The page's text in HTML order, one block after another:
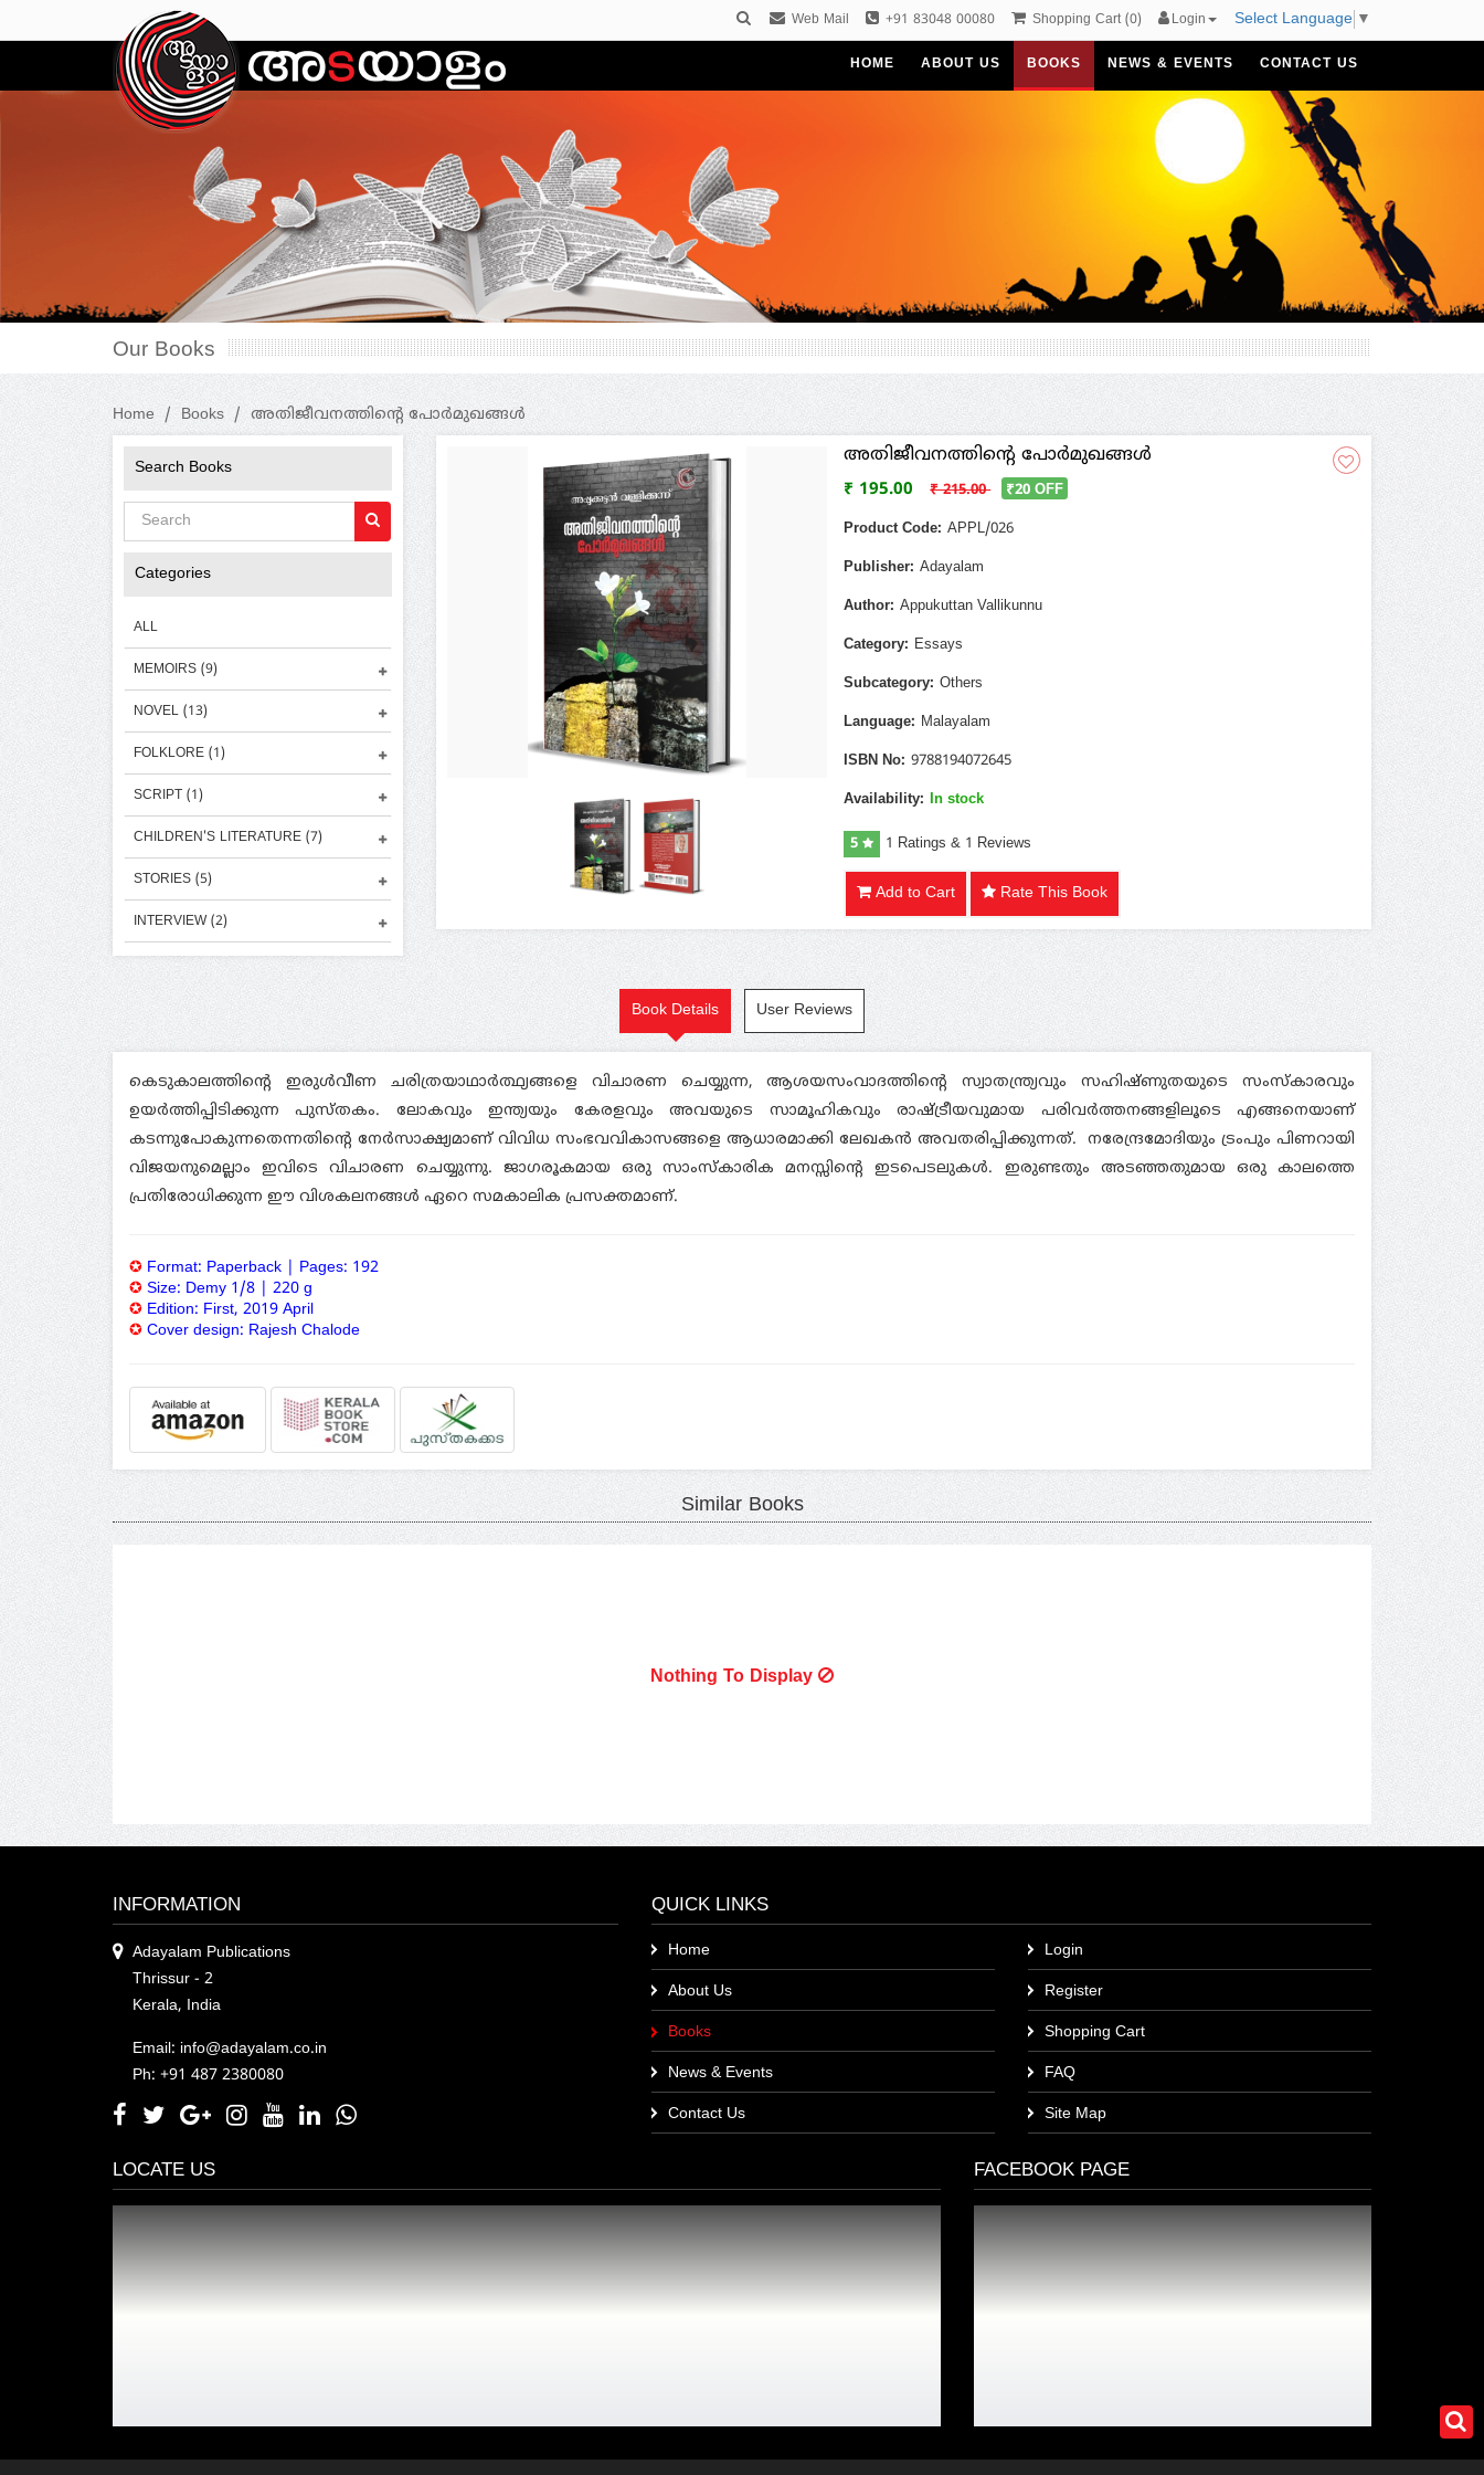
Select Language ▼
Web Mail +91 83048 00080 Shopping Cart (0) Login
HOME ABOUT US BOOKS NEWS & EVENTS CONTACT US
Our Books
Home Books അതിജീവനത്തിന്റെ പോര്‍മുഖങ്ങള്‍
Search Books
Categories
ALL
MEMOIRS (9)
NOVEL (13)
FOLKLORE (1)
SCRIPT (1)
CHILDREN'S LITERATURE (7)
STORIES (5)
INTERVIEW (2)
BIOGRAPHY (1)
PHILOSOPHI (2)
HEALTH (2)
POEMS (3)
SELF HELP (3)
LIFE SKETCHES (1)
SCIENCE FICTION (1)
ESSAYS (1)
Others (1)
HISTORY (1)
PUBLISHER: KERALA BHASHA
അതിജീവനത്തിന്റെ പോര്‍മുഖങ്ങള്‍
₹ 195.00 ₹ 215.00 ₹20 OFF
Product Code: APPL/026
Publisher: Adayalam
Author: Appukuttan Vallikunnu
Category: Essays
Subcategory: Others
Language: Malayalam
ISBN No: 9788194072645
Availability: In stock
5 1 Ratings & 1 Reviews
Add to Cart Rate This Book
Book Details User Reviews
കെടുകാലത്തിന്റെ ഇരുള്‍വീണ ചരിത്രയാഥാര്‍ത്ഥ്യങ്ങളെ വിചാരണ ചെയ്യുന്ന, ആശയസംവാദത്തിന്റെ സ്വാതന്ത്ര്യവും സഹിഷ്ണുതയുടെ സംസ്‌കാരവും
ഉയര്‍ത്തിപ്പിടിക്കുന്ന പുസ്തകം. ലോകവും ഇന്ത്യയും കേരളവും അവയുടെ സാമൂഹികവും രാഷ്ട്രീയവുമായ പരിവര്‍ത്തനങ്ങളിലൂടെ എങ്ങനെയാണ്
കടന്നുപോകുന്നതെന്നതിന്റെ നേര്‍സാക്ഷ്യമാണ് വിവിധ സംഭവവികാസങ്ങളെ ആധാരമാക്കി ലേഖകന്‍ അവതരിപ്പിക്കുന്നത്. നരേന്ദ്രമോദിയും ട്രംപും പിണറായി
വിജയനുമെല്ലാം ഇവിടെ വിചാരണ ചെയ്യുന്നു. ജാഗരൂകമായ ഒരു സാംസ്‌കാരിക മനസ്സിന്റെ ഇടപെടലുകള്‍. ഇരുണ്ടതും അടഞ്ഞതുമായ ഒരു കാലത്തെ
പ്രതിരോധിക്കുന്ന ഈ വിശകലനങ്ങള്‍ ഏറെ സമകാലിക പ്രസക്തമാണ്.
✪ Format: Paperback | Pages: 192
✪ Size: Demy 1/8
| 220 g
✪ Edition: First, 2019 April
✪ Cover design: Rajesh Chalode
Similar Books
Nothing To Display
INFORMATION
Adayalam Publications
Thrissur - 2
Kerala, India
Email: info@adayalam.co.in
Ph: +91 487 2380080
QUICK LINKS
Home
About Us
Books
News & Events
Contact Us
Login
Register
Shopping Cart
FAQ
Site Map
LOCATE US FACEBOOK PAGE